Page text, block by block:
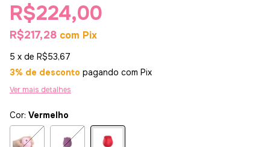
R$224,00
R$217,28 com Pix
5 x de R$53,67
3% de desconto pagando com Pix
Ver mais detalhes
Cor: Vermelho